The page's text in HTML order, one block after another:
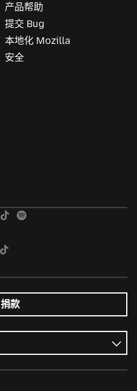
产品帮助
提交 Bug
本地化 Mozilla
安全
捐款